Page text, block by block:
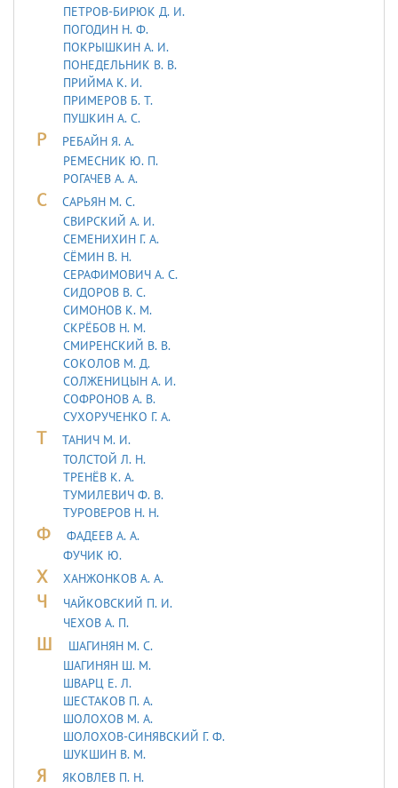
ПЕТРОВ-БИРЮК Д. И.
ПОГОДИН Н. Ф.
ПОКРЫШКИН А. И.
ПОНЕДЕЛЬНИК В. В.
ПРИЙМА К. И.
ПРИМЕРОВ Б. Т.
ПУШКИН А. С.
Р
РЕБАЙН Я. А.
РЕМЕСНИК Ю. П.
РОГАЧЕВ А. А.
С
САРЬЯH М. С.
СВИРСКИЙ А. И.
СЕМЕНИХИН Г. А.
СЁМИН В. Н.
СЕРАФИМОВИЧ А. С.
СИДОРОВ В. С.
СИМОНОВ К. М.
СКРЁБОВ Н. М.
СМИРЕНСКИЙ В. В.
СОКОЛОВ М. Д.
СОЛЖЕНИЦЫН А. И.
СОФРОНОВ А. В.
СУХОРУЧЕНКО Г. А.
Т
ТАHИЧ М. И.
ТОЛСТОЙ Л. Н.
ТРЕНЁВ К. А.
ТУМИЛЕВИЧ Ф. В.
ТУРОВЕРОВ Н. Н.
Ф
ФАДЕЕВ А. А.
ФУЧИК Ю.
Х ХАНЖОНКОВ А. А.
Ч
ЧАЙКОВСКИЙ П. И.
ЧЕХОВ А. П.
Ш
ШАГИНЯН М. С.
ШАГИНЯН Ш. М.
ШВАРЦ Е. Л.
ШЕСТАКОВ П. А.
ШОЛОХОВ М. А.
ШОЛОХОВ-СИНЯВСКИЙ Г. Ф.
ШУКШИН В. М.
Я ЯКОВЛЕВ П. Н.